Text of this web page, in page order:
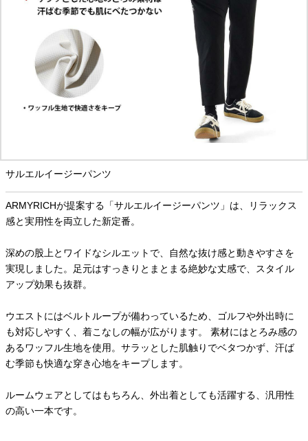
サルエルイージーパンツ
ARMYRICHが提案する「サルエルイージーパンツ」は、リラックス
感と実用性を両立した新定番。
深めの股上とワイドなシルエットで、自然な抜け感と動きやすさを
実現しました。足元はすっきりとまとまる絶妙な丈感で、スタイル
アップ効果も抜群。
ウエストにはベルトループが備わっているため、ゴルフや外出時に
も対応しやすく、着こなしの幅が広がります。 素材にはとろみ感の
あるワッフル生地を使用。サラッとした肌触りでベタつかず、汗ば
む季節も快適な穿き心地をキープします。
ルームウェアとしてはもちろん、外出着としても活躍する、汎用性
の高い一本です。